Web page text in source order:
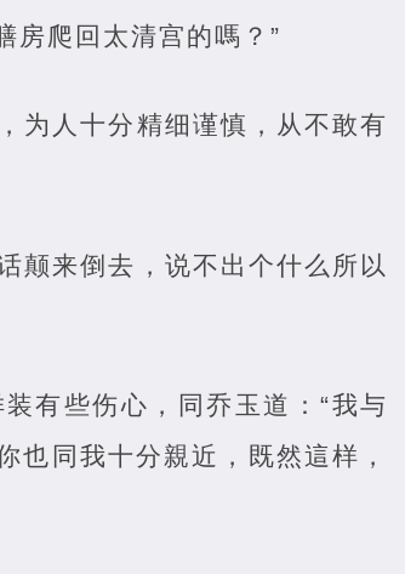
房爬回太清宫的嗎？”
为人十分精细谨慎，从不敢有
颠来倒去，说不出个什么所以
有些伤心，同乔玉道：“我与
也同我十分親近，既然這样，